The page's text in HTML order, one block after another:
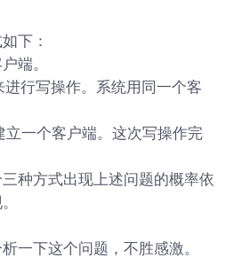
下：
端。
行写操作。系统用同一个客
一个客户端。这次写操作完
种方式出现上述问题的概率依
一下这个问题，不胜感激。